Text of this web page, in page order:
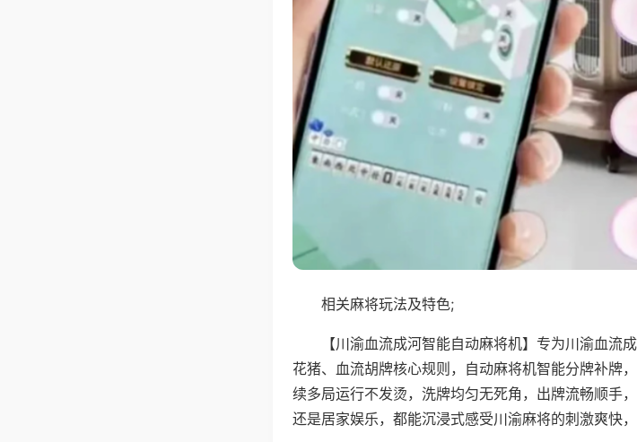
相关麻将玩法及特色;
【川渝血流成河智能自动麻将机】专为川渝血流
花猪、血流胡牌核心规则，自动麻将机智能分牌补牌
续多局运行不发烫，洗牌均匀无死角，出牌流畅顺手
还是居家娱乐，都能沉浸式感受川渝麻将的刺激爽快，